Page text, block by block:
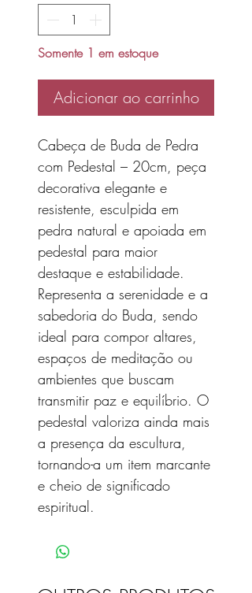
Somente 1 em estoque
Adicionar ao carrinho
Cabeça de Buda de Pedra
com Pedestal – 20cm, peça
decorativa elegante e
resistente, esculpida em
pedra natural e apoiada em
pedestal para maior
destaque e estabilidade.
Representa a serenidade e a
sabedoria do Buda, sendo
ideal para compor altares,
espaços de meditação ou
ambientes que buscam
transmitir paz e equilíbrio. O
pedestal valoriza ainda mais
a presença da escultura,
tornando-a um item marcante
e cheio de significado
espiritual.